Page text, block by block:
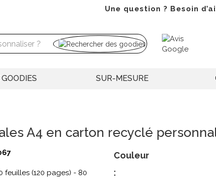
Une question ? Besoin
GOODIES SUR-MESURE
A4 en carton recyclé
feuilles (120 pages) - 80
Couleur
: